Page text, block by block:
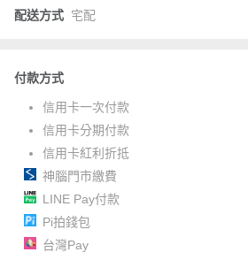
配送方式 宅配
付款方式
信用卡一次付款
信用卡分期付款
信用卡紅利折抵
神腦門市繳費
LINE Pay付款
Pi拍錢包
台灣Pay